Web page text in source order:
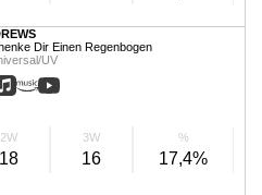
Dir Einen Regenbogen
UV
2W
18
3W
16
%
17,4%